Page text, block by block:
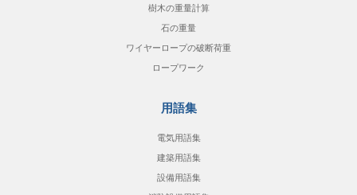
樹木の重量計算
石の重量
ワイヤーロープの破断荷重
ロープワーク
用語集
電気用語集
建築用語集
設備用語集